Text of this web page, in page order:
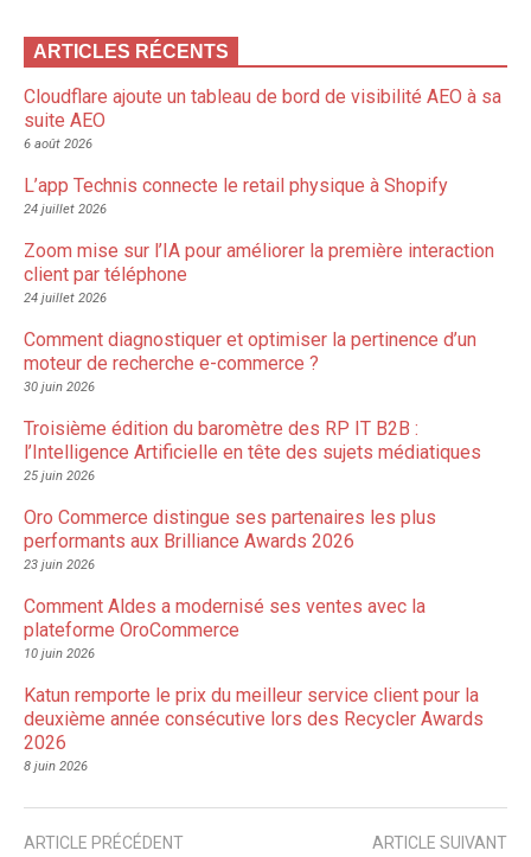
ARTICLES RÉCENTS
Cloudflare ajoute un tableau de bord de visibilité AEO à sa
suite AEO
6 août 2026
L’app Technis connecte le retail physique à Shopify
24 juillet 2026
Zoom mise sur l’IA pour améliorer la première interaction
client par téléphone
24 juillet 2026
Comment diagnostiquer et optimiser la pertinence d’un
moteur de recherche e-commerce ?
30 juin 2026
Troisième édition du baromètre des RP IT B2B :
l’Intelligence Artificielle en tête des sujets médiatiques
25 juin 2026
Oro Commerce distingue ses partenaires les plus
performants aux Brilliance Awards 2026
23 juin 2026
Comment Aldes a modernisé ses ventes avec la
plateforme OroCommerce
10 juin 2026
Katun remporte le prix du meilleur service client pour la
deuxième année consécutive lors des Recycler Awards
2026
8 juin 2026
ARTICLE PRÉCÉDENT ARTICLE SUIVANT